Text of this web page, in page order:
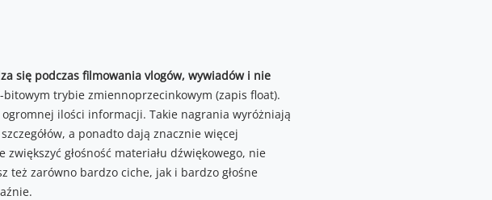
się podczas filmowania vlogów, wywiadów i nie
trybie zmiennoprzecinkowym (zapis float).
ilości informacji. Takie nagrania wyróżniają
a ponadto dają znacznie więcej
głośność materiału dźwiękowego, nie
też zarówno bardzo ciche, jak i bardzo głośne